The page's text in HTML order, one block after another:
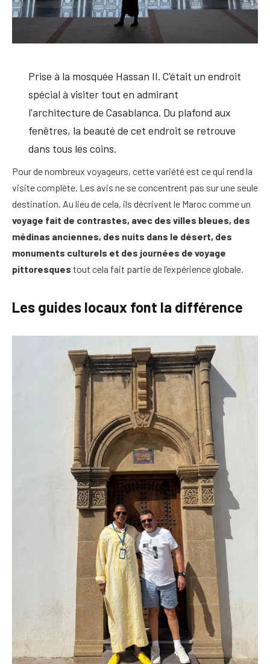
Prise à la mosquée Hassan II. C'était un endroit
spécial à visiter tout en admirant
l'architecture de Casablanca. Du plafond aux
fenêtres, la beauté de cet endroit se retrouve
dans tous les coins.
Pour de nombreux voyageurs, cette variété est ce qui rend la
visite complète. Les avis ne se concentrent pas sur une seule
destination. Au lieu de cela, ils décrivent le Maroc comme un
voyage fait de contrastes, avec des villes bleues, des
médinas anciennes, des nuits dans le désert, des
monuments culturels et des journées de voyage
pittoresques tout cela fait partie de l’expérience globale.
Les guides locaux font la différence